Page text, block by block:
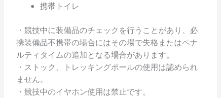
携帯トイレ
・競技中に装備品のチェックを行うことがあり、必
携装備品不携帯の場合にはその場で失格またはペナ
ルティタイムの追加となる場合があります。
・ストック、トレッキングポールの使用は認められ
ません。
・競技中のイヤホン使用は禁止です。